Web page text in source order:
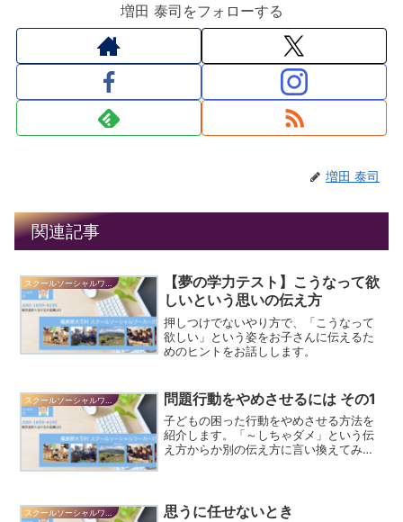
増田 泰司をフォローする
増田 泰司
関連記事
スクールソーシャルワーカーだより
【夢の学力テスト】こうなって欲
しいという思いの伝え方
押しつけでないやり方で、「こうなって
欲しい」という姿をお子さんに伝えるた
めのヒントをお話しします。
問題行動をやめさせるには その1
子どもの困った行動をやめさせる方法を
紹介します。「～しちゃダメ」という伝
え方からか別の伝え方に言い換えてみま
思うに任せないとき